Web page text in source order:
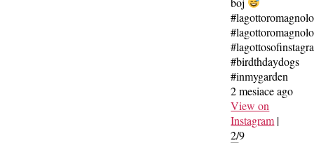
#birdthdaydogs
#inmygarden
2 mesiace ago
View on
Instagram |
2/9